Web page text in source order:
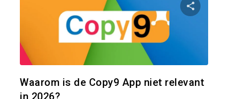
Waarom is de Copy9 App niet relevant
in 2026?